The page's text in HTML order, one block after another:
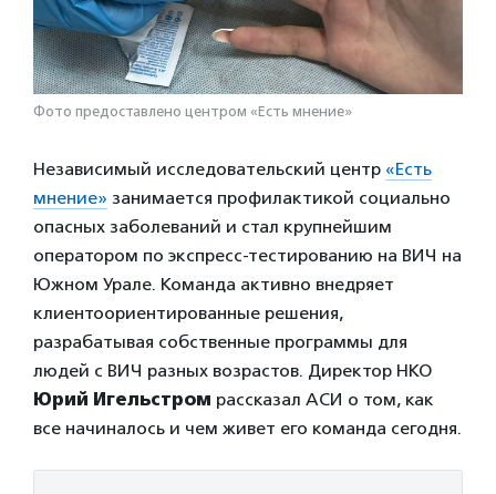
Фото предоставлено центром «Есть мнение»
Независимый исследовательский центр «Есть
мнение» занимается профилактикой социально
опасных заболеваний и стал крупнейшим
оператором по экспресс-тестированию на ВИЧ на
Южном Урале. Команда активно внедряет
клиентоориентированные решения,
разрабатывая собственные программы для
людей с ВИЧ разных возрастов. Директор НКО
Юрий Игельстром рассказал АСИ о том, как
все начиналось и чем живет его команда сегодня.